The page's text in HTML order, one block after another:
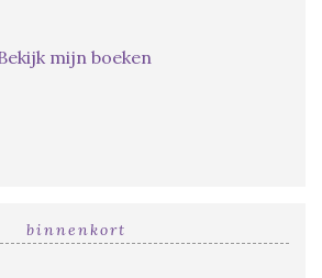
mijn boeken
binnenkort